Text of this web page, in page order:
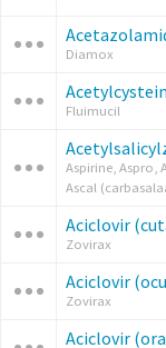
Diamox
Fluimucil
Aspirine, Aspro,
Ascal
Aciclovir
Zovirax
Aciclovir
Zovirax
Aciclovir